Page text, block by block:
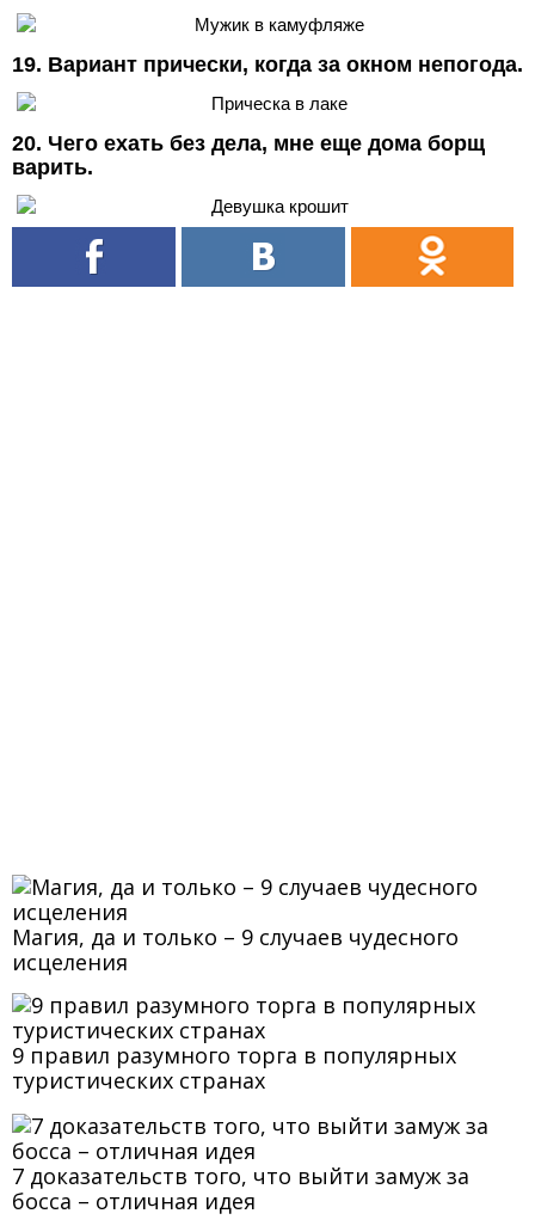
19. Вариант прически, когда за окном непогода.
20. Чего ехать без дела, мне еще дома борщ
варить.
Магия, да и только – 9 случаев чудесного
исцеления
9 правил разумного торга в популярных
туристических странах
7 доказательств того, что выйти замуж за
босса – отличная идея